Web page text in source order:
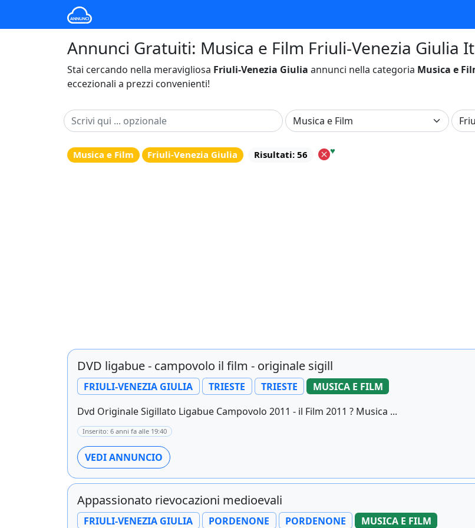
Annunci Gratuiti: Musica e Film Friuli-Venezia Giulia
Stai cercando nella meravigliosa Friuli-Venezia Giulia annunci nella categoria Musica e
eccezionali a prezzi convenienti!
Musica e Film Friuli-Venezia Giulia Risultati: 56 ♥
DVD ligabue - campovolo il film - originale sigill
FRIULI-VENEZIA GIULIA TRIESTE TRIESTE
MUSICA E FILM
Dvd Originale Sigillato Ligabue Campovolo 2011 - il Film 2011 ? Musica ...
Inserito: 6 anni fa alle 19:40
VEDI ANNUNCIO
Appassionato rievocazioni medioevali
FRIULI-VENEZIA GIULIA PORDENONE PORDENONE
MUSICA E FILM